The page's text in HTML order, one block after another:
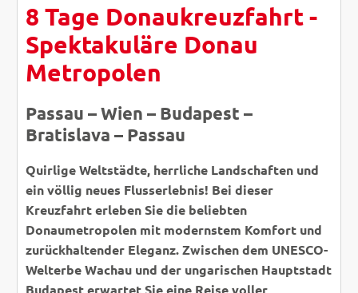
8 Tage Donaukreuzfahrt -
Spektakuläre Donau
Metropolen
Passau – Wien – Budapest –
Bratislava – Passau
Quirlige Weltstädte, herrliche Landschaften und
ein völlig neues Flusserlebnis! Bei dieser
Kreuzfahrt erleben Sie die beliebten
Donaumetropolen mit modernstem Komfort und
zurückhaltender Eleganz. Zwischen dem UNESCO-
Welterbe Wachau und der ungarischen Hauptstadt
Budapest erwartet Sie eine Reise voller